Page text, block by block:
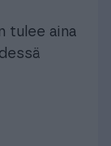
tulee aina